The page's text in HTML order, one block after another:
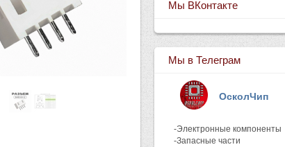
Мы ВКонтакте
Мы в Телеграм
ОсколЧип
-Электронные компоненты
-Запасные части